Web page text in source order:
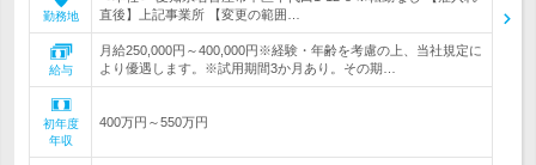
勤務地
直後】上記事業所 【変更の範囲…
給与
月給250,000円～400,000円※経験・年齢を考慮の上、当社規定に
より優遇します。※試用期間3か月あり。その期…
初年度
年収
400万円～550万円